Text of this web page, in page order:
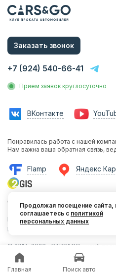
Главная Поиск авто
Автопарк
Цены
О компании
Контакты
Аренда с водителем
Трансфер на вокзал
Трансфер в гостиницу
Инвестиции в прокат
Франшиза
Фотосессии с авто
Аренда авто на мероприятия
Эконом
Бизнес
Премиум
Заказать звонок
+7 (924) 540-66-41
Приём заявок круглосуточно
ВКонтакте
Понравилась работа с нашей
Нам важна ваша обратная связь,
Flamp Яндекс
664009, г. Иркутск, ул.
Политика конфиденциальности
Разработка и продвижение LeadsUp
© 2014–2026 «CARS&GO - клуб
Продолжая посещение сайта,
соглашаетесь с политикой
персональных данных